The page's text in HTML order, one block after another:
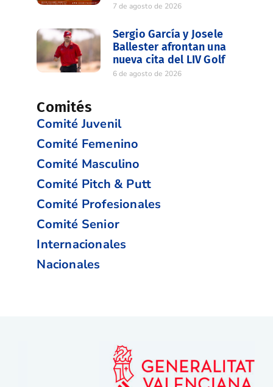
7 de agosto de 2026
Sergio García y Josele
Ballester afrontan una
nueva cita del LIV Golf
6 de agosto de 2026
Comités
Comité Juvenil
Comité Femenino
Comité Masculino
Comité Pitch & Putt
Comité Profesionales
Comité Senior
Internacionales
Nacionales